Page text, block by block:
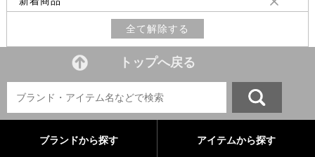
全て解除する
トップへ戻る
ブランドから探す アイテムから探す